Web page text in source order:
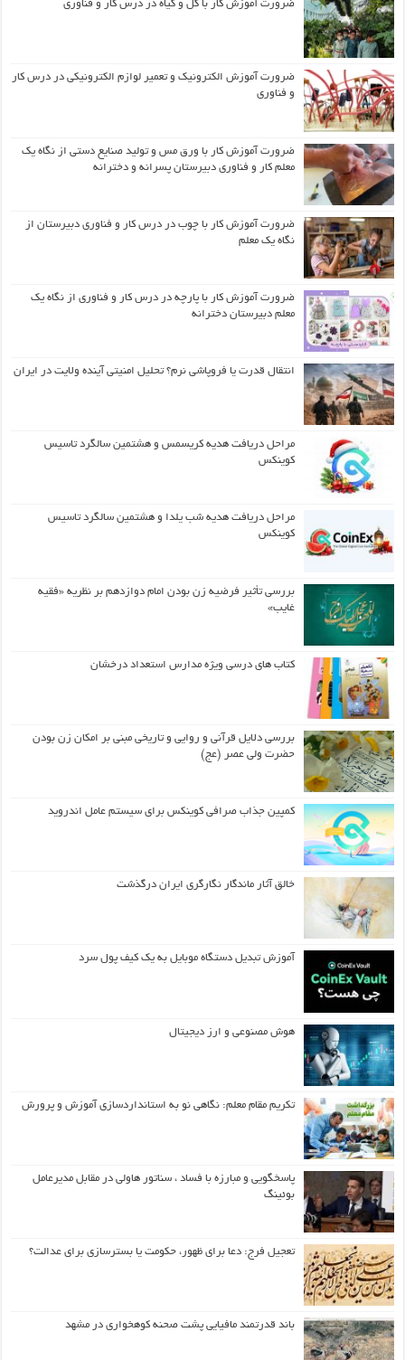
ضرورت آموزش کار با گل و گیاه در درس کار و فناوری
ضرورت آموزش الکترونیک و تعمیر لوازم الکترونیکی در درس کار
و فناوری
ضرورت آموزش کار با ورق مس و تولید صنایع دستی از نگاه یک
معلم کار و فناوری دبیرستان پسرانه و دخترانه
ضرورت آموزش کار با چوب در درس کار و فناوری دبیرستان از
نگاه یک معلم
ضرورت آموزش کار با پارچه در درس کار و فناوری از نگاه یک
معلم دبیرستان دخترانه
انتقال قدرت یا فروپاشی نرم؟ تحلیل امنیتی آینده ولایت در ایران
مراحل دریافت هدیه کریسمس و هشتمین سالگرد تاسیس
کوینکس
مراحل دریافت هدیه شب یلدا و هشتمین سالگرد تاسیس
کوینکس
بررسی تأثیر فرضیه زن بودن امام دوازدهم بر نظریه «فقیه
غایب»
کتاب های درسی ویژه مدارس استعداد درخشان
بررسی دلایل قرآنی و روایی و تاریخی مبنی بر امکان زن بودن
حضرت ولی عصر (عج)
کمپین جذاب صرافی کوینکس برای سیستم عامل اندروید
خالق آثار ماندگار نگارگری ایران درگذشت
آموزش تبدیل دستگاه موبایل به یک کیف‌ پول سرد
هوش مصنوعی و ارز دیجیتال
تکریم مقام معلم: نگاهی نو به استانداردسازی آموزش و پرورش
پاسخگویی و مبارزه با فساد ، سناتور هاولی در مقابل مدیرعامل
بوئینگ
تعجیل فرج: دعا برای ظهور، حکومت یا بسترسازی برای عدالت؟
باند قدرتمند مافیایی پشت صحنه کوهخواری در مشهد